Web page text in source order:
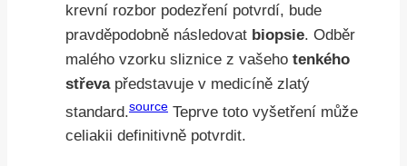
krevní rozbor podezření potvrdí, bude
pravděpodobně následovat biopsie. Odběr
malého vzorku sliznice z vašeho tenkého
střevapředstavuje v medicíně zlatý
standard.source Teprve toto vyšetření může
celiakii definitivně potvrdit.